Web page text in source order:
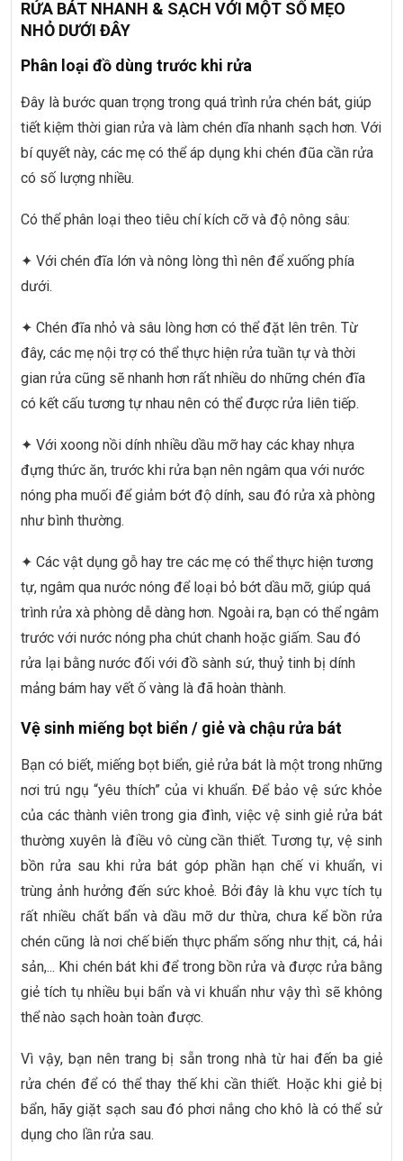
RỬA BÁT NHANH & SẠCH VỚI MỘT SỐ MẸO
NHỎ DƯỚI ĐÂY
Phân loại đồ dùng trước khi rửa
Đây là bước quan trọng trong quá trình rửa chén bát, giúp
tiết kiệm thời gian rửa và làm chén dĩa nhanh sạch hơn. Với
bí quyết này, các mẹ có thể áp dụng khi chén đũa cần rửa
có số lượng nhiều.
Có thể phân loại theo tiêu chí kích cỡ và độ nông sâu:
✦ Với chén đĩa lớn và nông lòng thì nên để xuống phía
dưới.
✦ Chén đĩa nhỏ và sâu lòng hơn có thể đặt lên trên. Từ
đây, các mẹ nội trợ có thể thực hiện rửa tuần tự và thời
gian rửa cũng sẽ nhanh hơn rất nhiều do những chén đĩa
có kết cấu tương tự nhau nên có thể được rửa liên tiếp.
✦ Với xoong nồi dính nhiều dầu mỡ hay các khay nhựa
đựng thức ăn, trước khi rửa bạn nên ngâm qua với nước
nóng pha muối để giảm bớt độ dính, sau đó rửa xà phòng
như bình thường.
✦ Các vật dụng gỗ hay tre các mẹ có thể thực hiện tương
tự, ngâm qua nước nóng để loại bỏ bớt dầu mỡ, giúp quá
trình rửa xà phòng dễ dàng hơn. Ngoài ra, bạn có thể ngâm
trước với nước nóng pha chút chanh hoặc giấm. Sau đó
rửa lại bằng nước đối với đồ sành sứ, thuỷ tinh bị dính
mảng bám hay vết ố vàng là đã hoàn thành.
Vệ sinh miếng bọt biển / giẻ và chậu rửa bát
Bạn có biết, miếng bọt biển, giẻ rửa bát là một trong những
nơi trú ngụ “yêu thích” của vi khuẩn. Để bảo vệ sức khỏe
của các thành viên trong gia đình, việc vệ sinh giẻ rửa bát
thường xuyên là điều vô cùng cần thiết. Tương tự, vệ sinh
bồn rửa sau khi rửa bát góp phần hạn chế vi khuẩn, vi
trùng ảnh hưởng đến sức khoẻ. Bởi đây là khu vực tích tụ
rất nhiều chất bẩn và dầu mỡ dư thừa, chưa kể bồn rửa
chén cũng là nơi chế biến thực phẩm sống như thịt, cá, hải
sản,... Khi chén bát khi để trong bồn rửa và được rửa bằng
giẻ tích tụ nhiều bụi bẩn và vi khuẩn như vậy thì sẽ không
thể nào sạch hoàn toàn được.
Vì vậy, bạn nên trang bị sẵn trong nhà từ hai đến ba giẻ
rửa chén để có thể thay thế khi cần thiết. Hoặc khi giẻ bị
bẩn, hãy giặt sạch sau đó phơi nắng cho khô là có thể sử
dụng cho lần rửa sau.